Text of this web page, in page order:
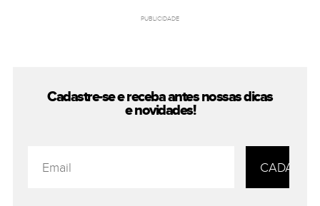
PUBLICIDADE
Cadastre-se e receba antes nossasdicas
e novidades!